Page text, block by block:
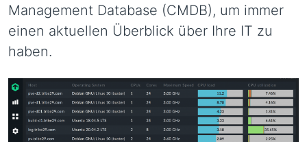
Management Database (CMDB), um immer
einen aktuellen Überblick über Ihre IT zu
haben.